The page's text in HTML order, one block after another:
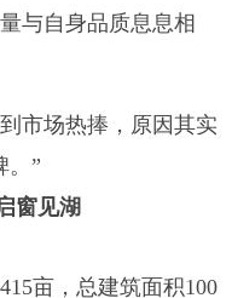
与自身品质息息相
市场热捧，原因其实
。”
窗见湖
亩，总建筑面积100